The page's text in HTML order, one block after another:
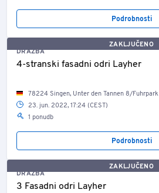
Podrobnosti
ZAKLJUČENO
DRAŽBA
4-stranski fasadni odri Layher
78224 Singen, Unter den Tannen 8/Fuhrpark
23. jun. 2022, 17:24 (CEST)
1 ponudb
Podrobnosti
ZAKLJUČENO
DRAŽBA
3 Fasadni odri Layher